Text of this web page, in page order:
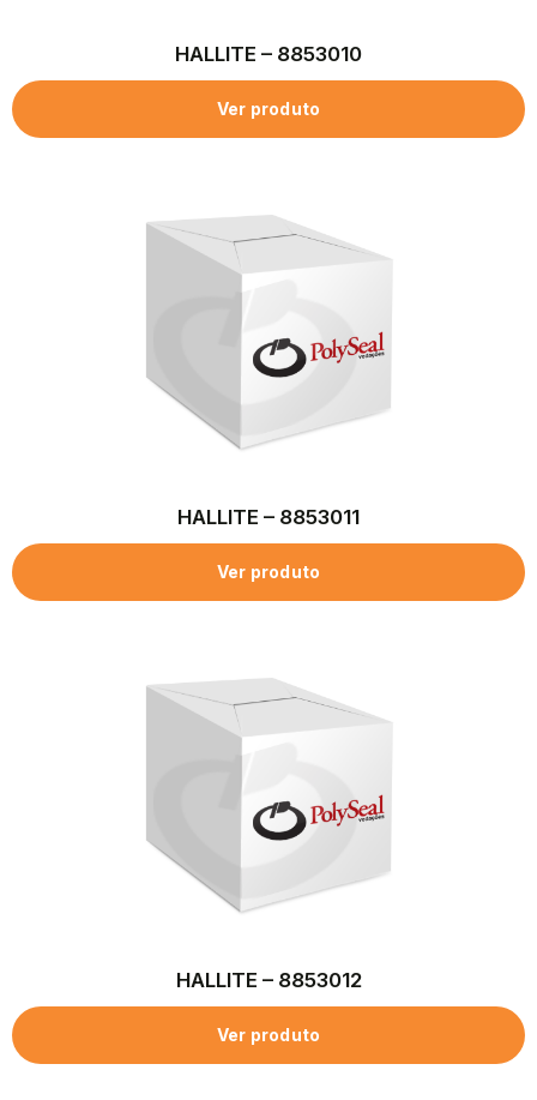
HALLITE – 8853010
Ver produto
HALLITE – 8853011
Ver produto
HALLITE – 8853012
Ver produto